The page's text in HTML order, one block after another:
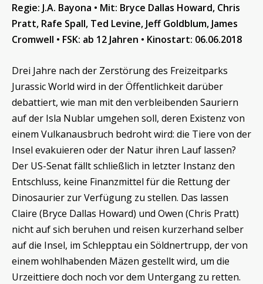
Regie: J.A. Bayona • Mit: Bryce Dallas Howard, Chris
Pratt, Rafe Spall, Ted Levine, Jeff Goldblum, James
Cromwell • FSK: ab 12 Jahren • Kinostart: 06.06.2018
Drei Jahre nach der Zerstörung des Freizeitparks
Jurassic World wird in der Öffentlichkeit darüber
debattiert, wie man mit den verbleibenden Sauriern
auf der Isla Nublar umgehen soll, deren Existenz von
einem Vulkanausbruch bedroht wird: die Tiere von der
Insel evakuieren oder der Natur ihren Lauf lassen?
Der US-Senat fällt schließlich in letzter Instanz den
Entschluss, keine Finanzmittel für die Rettung der
Dinosaurier zur Verfügung zu stellen. Das lassen
Claire (Bryce Dallas Howard) und Owen (Chris Pratt)
nicht auf sich beruhen und reisen kurzerhand selber
auf die Insel, im Schlepptau ein Söldnertrupp, der von
einem wohlhabenden Mäzen gestellt wird, um die
Urzeittiere doch noch vor dem Untergang zu retten.